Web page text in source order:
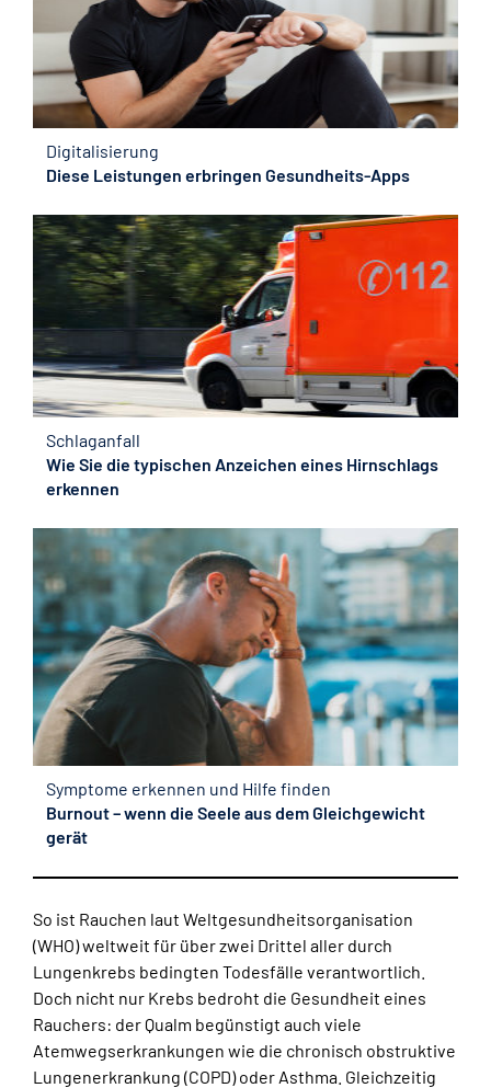
Digitalisierung
Diese Leistungen erbringen Gesundheits-Apps
Schlaganfall
Wie Sie die typischen Anzeichen eines Hirnschlags
erkennen
Symptome erkennen und Hilfe finden
Burnout – wenn die Seele aus dem Gleichgewicht
gerät
So ist Rauchen laut Weltgesundheitsorganisation
(WHO) weltweit für über zwei Drittel aller durch
Lungenkrebs bedingten Todesfälle verantwortlich.
Doch nicht nur Krebs bedroht die Gesundheit eines
Rauchers: der Qualm begünstigt auch viele
Atemwegserkrankungen wie die chronisch obstruktive
Lungenerkrankung (COPD) oder Asthma. Gleichzeitig